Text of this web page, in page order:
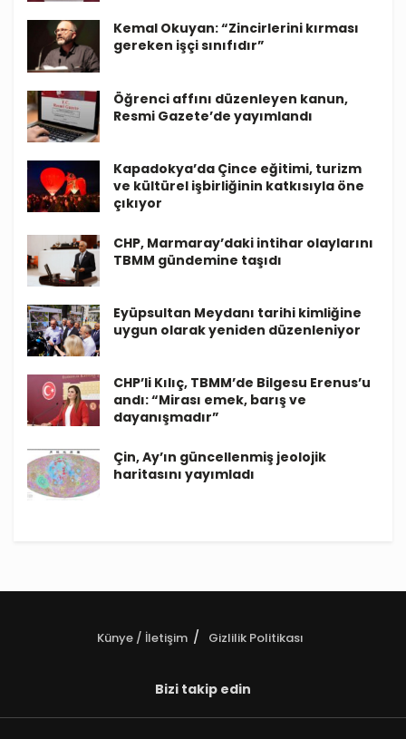
Kemal Okuyan: “Zincirlerini kırması
gereken işçi sınıfıdır”
Öğrenci affını düzenleyen kanun,
Resmi Gazete’de yayımlandı
Kapadokya’da Çince eğitimi, turizm
ve kültürel işbirliğinin katkısıyla öne
çıkıyor
CHP, Marmaray’daki intihar olaylarını
TBMM gündemine taşıdı
Eyüpsultan Meydanı tarihi kimliğine
uygun olarak yeniden düzenleniyor
CHP’li Kılıç, TBMM’de Bilgesu Erenus’u
andı: “Mirası emek, barış ve
dayanışmadır”
Çin, Ay’ın güncellenmiş jeolojik
haritasını yayımladı
Künye / İletişim Gizlilik Politikası
Bizi takip edin